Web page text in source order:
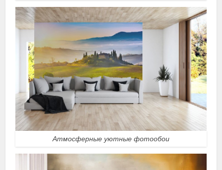
Атмосферные уютные фотообои